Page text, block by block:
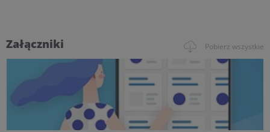
Załączniki Pobierz wszystkie